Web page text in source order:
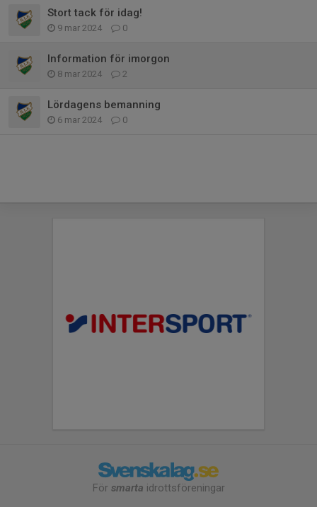
Stort tack för idag!
9 mar 2024 0
Information för imorgon
8 mar 2024 2
Lördagens bemanning
6 mar 2024 0
För smarta idrottsföreningar